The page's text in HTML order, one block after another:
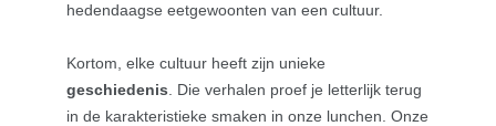
hedendaagse eetgewoonten van een cultuur.
Kortom, elke cultuur heeft zijn unieke
geschiedenis . Die verhalen proef je letterlijk terug
in de karakteristieke smaken in onze lunchen. Onze